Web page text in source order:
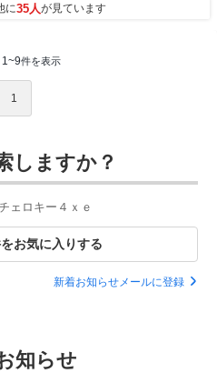
に35人が見ています
件を表示
1
しますか？
ェロキー４ｘｅ
お気に入りする
新着お知らせメールに登録
知らせ